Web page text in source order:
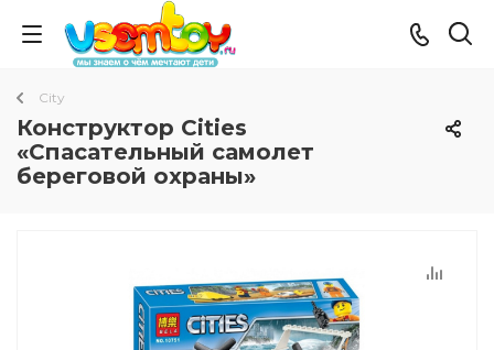
City
Конструктор Cities
«Спасательный самолет
береговой охраны»